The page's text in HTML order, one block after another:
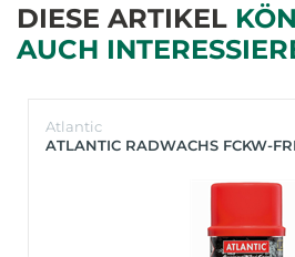
DIESE ARTIKEL
AUCH
Atlantic
ATLANTIC RADWACHS FCKW-